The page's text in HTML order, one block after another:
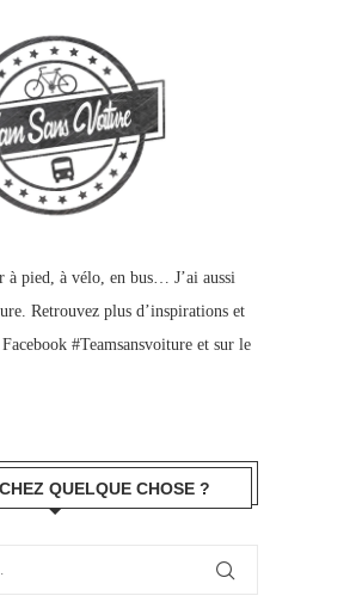
à pied, à vélo, en bus… J’ai aussi
Retrouvez plus d’inspirations et
#Teamsansvoiture et sur le
QUELQUE CHOSE ?